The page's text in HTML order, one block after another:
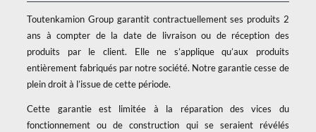
Toutenkamion Group garantit contractuellement ses produits 2
ans à compter de la date de livraison ou de réception des
produits par le client. Elle ne s’applique qu’aux produits
entièrement fabriqués par notre société. Notre garantie cesse de
plein droit à l’issue de cette période.
Cette garantie est limitée à la réparation des vices du
fonctionnement ou de construction qui se seraient révélés